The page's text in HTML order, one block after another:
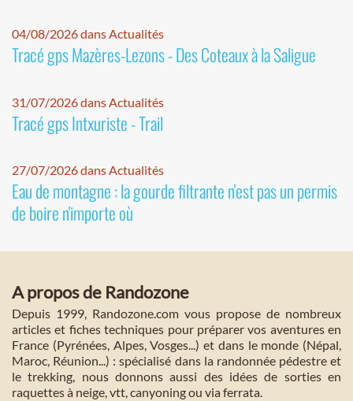
04/08/2026 dans Actualités
Tracé gps Mazères-Lezons - Des Coteaux à la Saligue
31/07/2026 dans Actualités
Tracé gps Intxuriste - Trail
27/07/2026 dans Actualités
Eau de montagne : la gourde filtrante n'est pas un permis
de boire n'importe où
A propos de Randozone
Depuis 1999, Randozone.com vous propose de nombreux
articles et fiches techniques pour préparer vos aventures en
France (Pyrénées, Alpes, Vosges...) et dans le monde (Népal,
Maroc, Réunion...) : spécialisé dans la randonnée pédestre et
le trekking, nous donnons aussi des idées de sorties en
raquettes à neige, vtt, canyoning ou via ferrata.